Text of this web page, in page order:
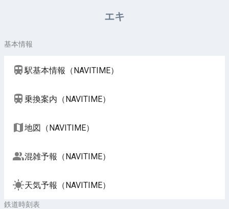
エキ
基本情報
駅基本情報（NAVITIME）
乗換案内（NAVITIME）
地図（NAVITIME）
混雑予報（NAVITIME）
天気予報（NAVITIME）
鉄道時刻表